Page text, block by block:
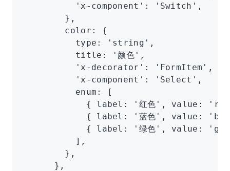
          'x-component'
: 'Switch' ,
        }
,
        color
:
{
          type
: 'string' ,
          title
: '颜色' ,
          'x-decorator'
: 'FormItem' ,
          'x-component'
: 'Select' ,
          enum
:
[
            { label
: '红色' , value :
            { label
: '蓝色' , value :
            { label
: '绿色' , value :
          ]
,
        }
,
      }
,